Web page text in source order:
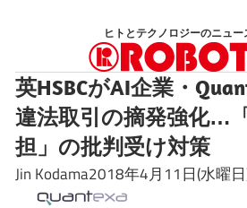
ン
ツ
へ
ス
ヒトとテクノロジーのニュ
英HSBCがAI企業・
違法取引の摘発強化…
担」の批判受け対策
Jin Kodama2018年4月11日(水曜